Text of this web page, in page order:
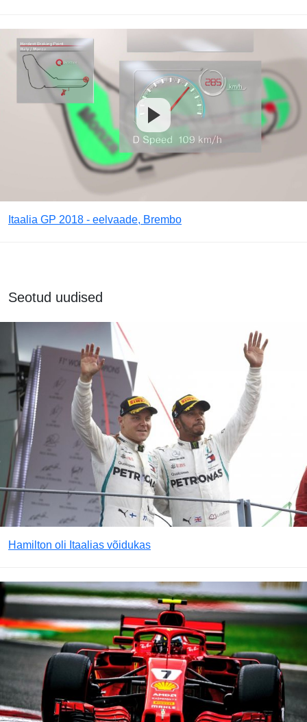
Itaalia GP 2018 - eelvaade, Brembo
Seotud uudised
Hamilton oli Itaalias võidukas